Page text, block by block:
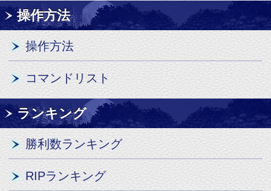
RIPランキング
スコアアタックランキング
タイムアタックランキング
ダイアグラム
キャラクター使用率
検索
プレイヤー検索
店舗検索